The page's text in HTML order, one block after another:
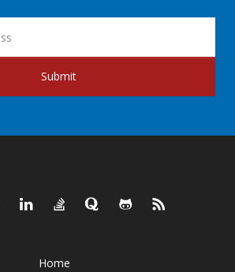
Submit
Home